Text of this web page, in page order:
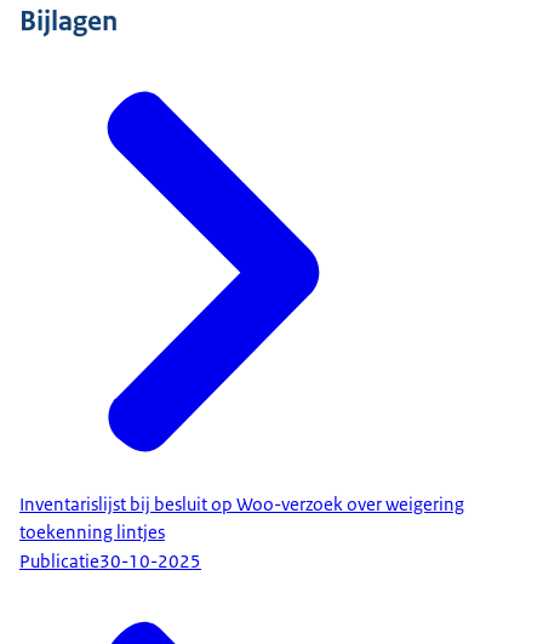
Bijlagen
Inventarislijst bij besluit op Woo-verzoek over weigering
toekenning lintjes
Publicatie30-10-2025